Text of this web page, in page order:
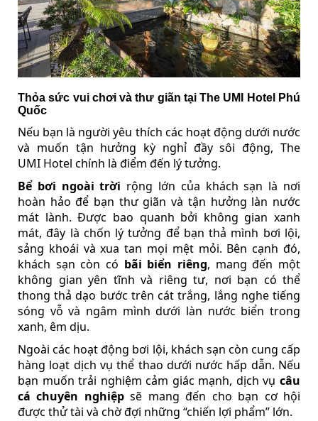
Thỏa sức vui chơi và thư giãn tại The UMI Hotel Phú
Quốc
Nếu bạn là người yêu thích các hoạt động dưới nước
và muốn tận hưởng kỳ nghỉ đầy sôi động, The
UMI Hotel chính là điểm đến lý tưởng.
Bể bơi ngoài trời rộng lớn của khách sạn là nơi
hoàn hảo để bạn thư giãn và tận hưởng làn nước
mát lành. Được bao quanh bởi không gian xanh
mát, đây là chốn lý tưởng để bạn thả mình bơi lội,
sảng khoái và xua tan mọi mệt mỏi. Bên cạnh đó,
khách sạn còn có bãi biển riêng, mang đến một
không gian yên tĩnh và riêng tư, nơi bạn có thể
thong thả dạo bước trên cát trắng, lắng nghe tiếng
sóng vỗ và ngâm mình dưới làn nước biển trong
xanh, êm dịu.
Ngoài các hoạt động bơi lội, khách sạn còn cung cấp
hàng loạt dịch vụ thể thao dưới nước hấp dẫn. Nếu
bạn muốn trải nghiệm cảm giác mạnh, dịch vụ câu
cá chuyên nghiệpsẽ mang đến cho bạn cơ hội
được thử tài và chờ đợi những “chiến lợi phẩm” lớn.